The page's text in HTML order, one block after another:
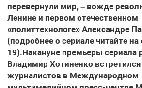
перевернули мир, – вожде
Ленине и первом отечественном
«политтехнологе» Александре
(подробнее о сериале читайте на
19).Накануне премьеры сериала
Владимир Хотиненко встретился
журналистов в Международном